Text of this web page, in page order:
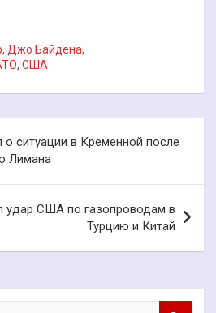
, Джо Байдена,
, США
о ситуации в Кременной после
Лимана
удар США по газопроводам в
Турцию и Китай